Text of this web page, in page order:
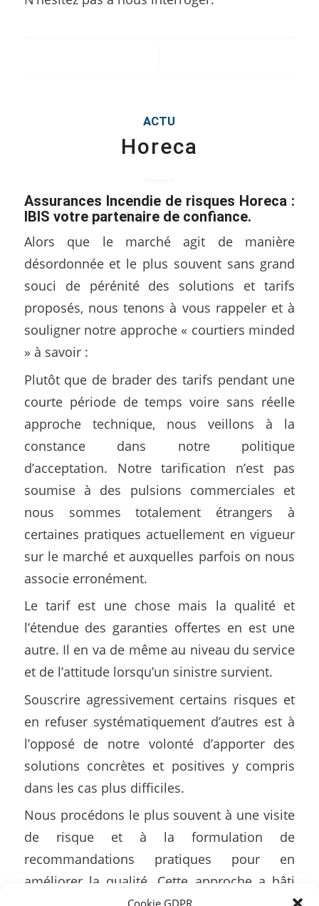
Cookie GDPR
ACTU
Horeca
Assurances Incendie de risques Horeca :
IBIS votre partenaire de confiance.
Alors que le marché agit de manière
désordonnée et le plus souvent sans grand
souci de pérénité des solutions et tarifs
proposés, nous tenons à vous rappeler et à
souligner notre approche « courtiers minded
» à savoir :
Plutôt que de brader des tarifs pendant une
courte période de temps voire sans réelle
approche technique, nous veillons à la
constance dans notre politique
d’acceptation. Notre tarification n’est pas
soumise à des pulsions commerciales et
nous sommes totalement étrangers à
certaines pratiques actuellement en vigueur
sur le marché et auxquelles parfois on nous
associe erronément.
Le tarif est une chose mais la qualité et
l’étendue des garanties offertes en est une
autre. Il en va de même au niveau du service
et de l’attitude lorsqu’un sinistre survient.
Souscrire agressivement certains risques et
en refuser systématiquement d’autres est à
l’opposé de notre volonté d’apporter des
solutions concrètes et positives y compris
dans les cas plus difficiles.
Nous procédons le plus souvent à une visite
de risque et à la formulation de
recommandations pratiques pour en
améliorer la qualité. Cette approche a bâti